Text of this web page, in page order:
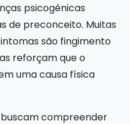
psicogênicas
de preconceito. Muitas
são fingimento
reforçam que o
uma causa física
compreender